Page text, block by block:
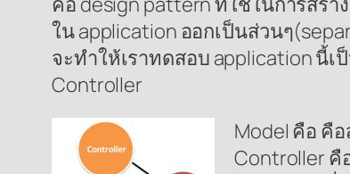
ใน application ออกเป็นส่วนๆ
จะทำให้เราทดสอบ application นี้
Controller
Model คือ คื
Controller คื